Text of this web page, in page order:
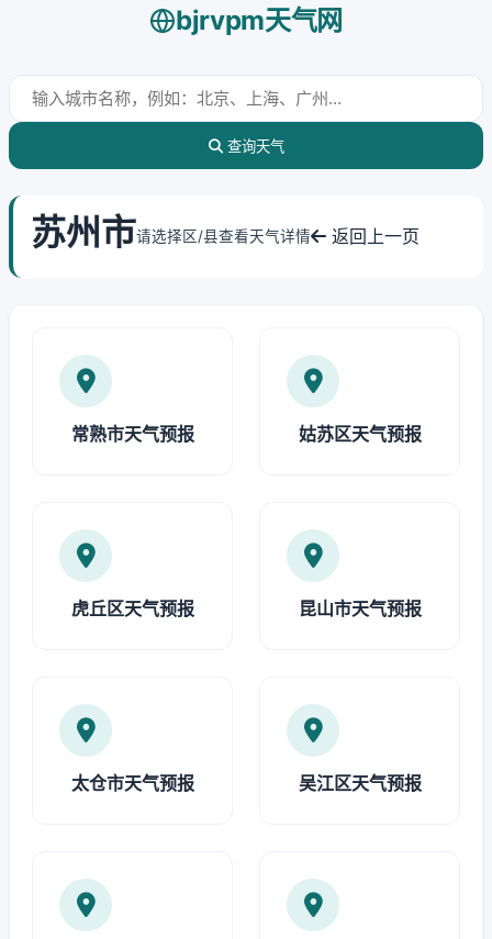
bjrvpm天气网
查询天气
苏州市请选择区/县查看天气详情 返回上一页
常熟市天气预报 姑苏区天气预报
虎丘区天气预报 昆山市天气预报
太仓市天气预报 吴江区天气预报